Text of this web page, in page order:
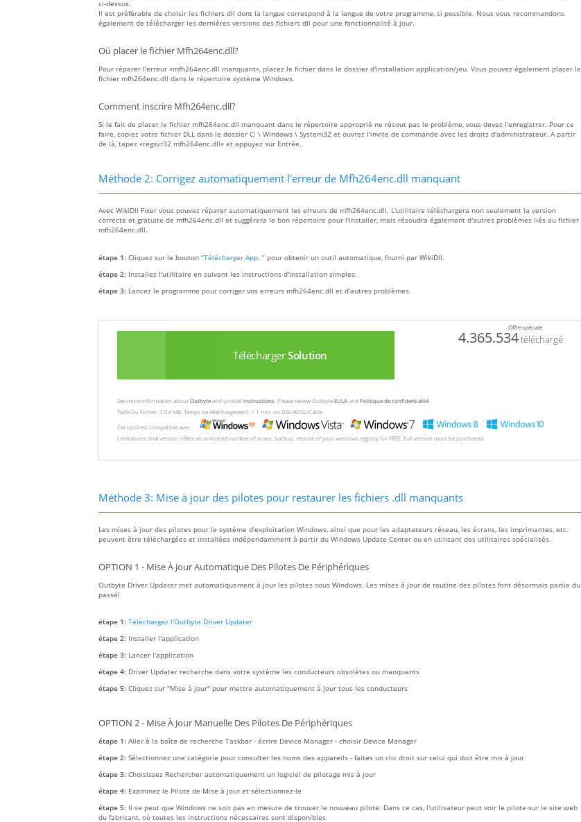
ci-dessus.
Il est préférable de choisir les fichiers dll dont la langue correspond à la langue de votre programme, si possible. Nous vous recommandons
également de télécharger les dernières versions des fichiers dll pour une fonctionnalité à jour.
Où placer le fichier Mfh264enc.dll?
Pour réparer l'erreur «mfh264enc.dll manquant», placez le fichier dans le dossier d'installation application/jeu. Vous pouvez également placer le
fichier mfh264enc.dll dans le répertoire système Windows.
Comment inscrire Mfh264enc.dll?
Si le fait de placer le fichier mfh264enc.dll manquant dans le répertoire approprié ne résout pas le problème, vous devez l'enregistrer. Pour ce
faire, copiez votre fichier DLL dans le dossier C: \ Windows \ System32 et ouvrez l'invite de commande avec les droits d'administrateur. A partir
de là, tapez «regsvr32 mfh264enc.dll» et appuyez sur Entrée.
Méthode 2: Corrigez automatiquement l'erreur de Mfh264enc.dll manquant
Avec WikiDll Fixer vous pouvez réparer automatiquement les erreurs de mfh264enc.dll. L'utilitaire téléchargera non seulement la version
correcte et gratuite de mfh264enc.dll et suggérera le bon répertoire pour l'installer, mais résoudra également d'autres problèmes liés au fichier
mfh264enc.dll.
étape 1: Cliquez sur le bouton “Télécharger App. ” pour obtenir un outil automatique, fourni par WikiDll.
étape 2: Installez l'utilitaire en suivant les instructions d'installation simples.
étape 3: Lancez le programme pour corriger vos erreurs mfh264enc.dll et d'autres problèmes.
Offre spéciale
TéléchargerSolution
4.365.534téléchargé
See more information about Outbyteand unistallinstrustions . Please review OutbyteEULAandPolitique de confidentialité
Taille Du Fichier: 3.04 MB, Temps de téléchargement: < 1 min. on DSL/ADSL/Cable
Cet outil est compatible avec:
Limitations: trial version offers an unlimited number of scans, backup, restore of your windows registry for FREE. Full version must be purchased.
Méthode 3: Mise à jour des pilotes pour restaurer les fichiers .dll manquants
Les mises à jour des pilotes pour le système d'exploitation Windows, ainsi que pour les adaptateurs réseau, les écrans, les imprimantes, etc.
peuvent être téléchargées et installées indépendamment à partir du Windows Update Center ou en utilisant des utilitaires spécialisés.
OPTION 1 - Mise À Jour Automatique Des Pilotes De Périphériques
Outbyte Driver Updater met automatiquement à jour les pilotes sous Windows. Les mises à jour de routine des pilotes font désormais partie du
passé!
étape 1: Téléchargez l'Outbyte Driver Updater
étape 2: Installer l'application
étape 3: Lancer l'application
étape 4: Driver Updater recherche dans votre système les conducteurs obsolètes ou manquants
étape 5: Cliquez sur "Mise à jour" pour mettre automatiquement à jour tous les conducteurs
OPTION 2 - Mise À Jour Manuelle Des Pilotes De Périphériques
étape 1: Aller à la boîte de recherche Taskbar - écrire Device Manager - choisir Device Manager
étape 2: Sélectionnez une catégorie pour consulter les noms des appareils - faites un clic droit sur celui qui doit être mis à jour
étape 3: Choisissez Rechercher automatiquement un logiciel de pilotage mis à jour
étape 4: Examinez le Pilote de Mise à jour et sélectionnez-le
étape 5: Il se peut que Windows ne soit pas en mesure de trouver le nouveau pilote. Dans ce cas, l'utilisateur peut voir le pilote sur le site web
du fabricant, où toutes les instructions nécessaires sont disponibles